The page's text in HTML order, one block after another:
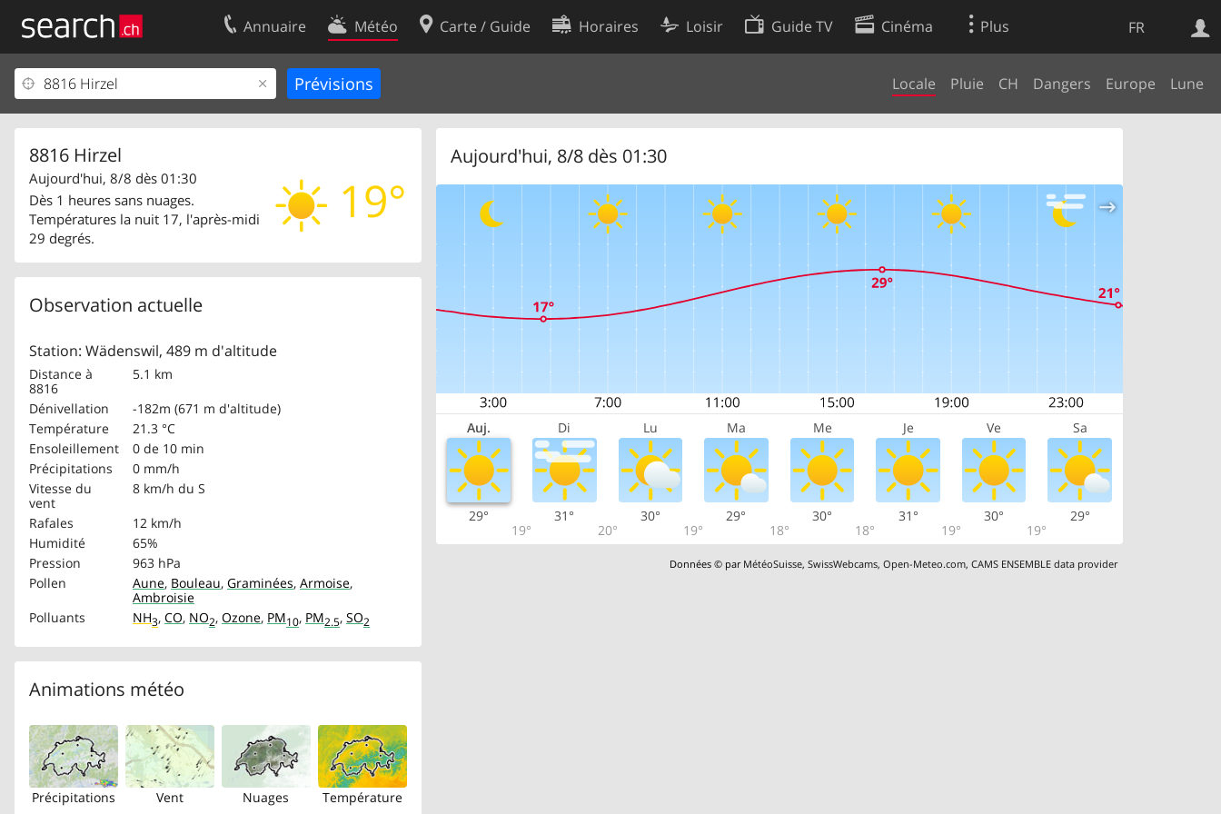
FR
Annuaire Météo Carte / Guide Horaires Loisir Guide TV Cinéma Plus
Locale Pluie CH Dangers Europe Lune
8816 Hirzel
19°
Aujourd'hui, 8/8 dès 01:30
Dès 1 heures sans nuages.
Températures la nuit 17, l'après-midi
29 degrés.
Observation actuelle
Station: Wädenswil, 489 m d'altitude
Distance à
8816
5.1 km
Dénivellation
-182m (671 m d'altitude)
Température
21.3 °C
Ensoleillement
0 de 10 min
Précipitations
0 mm/h
Vitesse du
vent
8 km/h du S
Rafales
12 km/h
Humidité
65%
Pression
963 hPa
Pollen
Aune, Bouleau, Graminées, Armoise,
Ambroisie
Polluants
NH3, CO, NO2, Ozone, PM10, PM2.5, SO2
Animations météo
Précipitations Vent Nuages Température
Aujourd'hui, 8/8 dès 01:30
Auj. Di Lu Ma Me Je Ve Sa
29°
19°
31°
20°
30°
19°
29°
18°
30°
18°
31°
19°
30°
19°
29°
Données © par MétéoSuisse,SwissWebcams,Open-Meteo.com,CAMS ENSEMBLE data provider
Web
Votre inscription
Centre clients
Mentions Légales
Contact
Conditions d’utilisation
Préférences de cookies